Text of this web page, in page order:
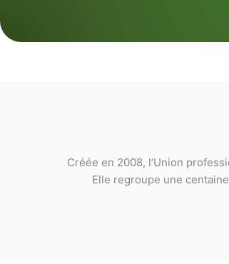
Créée en 2008, l’Union
Elle regroupe une